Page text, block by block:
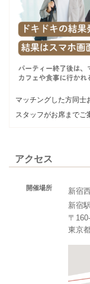
マッチングした方同士
スタッフがお席までご
アクセス
開催場所
新宿
新宿
〒
東京